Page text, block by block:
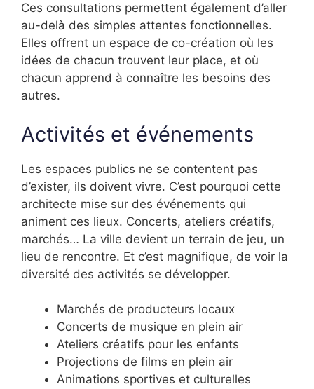
Ces consultations permettent également d’aller
au-delà des simples attentes fonctionnelles.
Elles offrent un espace de co-création où les
idées de chacun trouvent leur place, et où
chacun apprend à connaître les besoins des
autres.
Activités et événements
Les espaces publics ne se contentent pas
d’exister, ils doivent vivre. C’est pourquoi cette
architecte mise sur des événements qui
animent ces lieux. Concerts, ateliers créatifs,
marchés… La ville devient un terrain de jeu, un
lieu de rencontre. Et c’est magnifique, de voir la
diversité des activités se développer.
Marchés de producteurs locaux
Concerts de musique en plein air
Ateliers créatifs pour les enfants
Projections de films en plein air
Animations sportives et culturelles